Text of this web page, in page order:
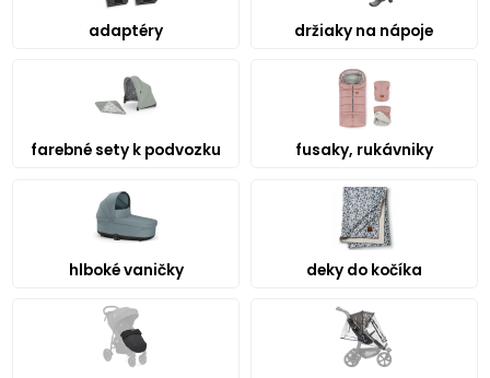
adaptéry držiaky na nápoje
farebné sety k podvozku fusaky, rukávniky
hlboké vaničky deky do kočíka